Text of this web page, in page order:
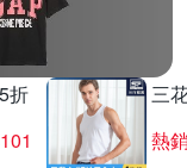
折
三
熱